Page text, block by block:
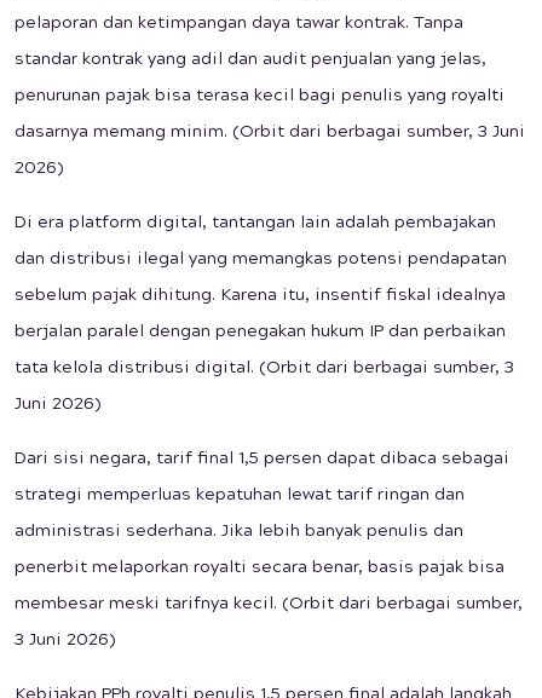
pelaporan dan ketimpangan daya tawar kontrak. Tanpa
standar kontrak yang adil dan audit penjualan yang jelas,
penurunan pajak bisa terasa kecil bagi penulis yang royalti
dasarnya memang minim. (Orbit dari berbagai sumber, 3 Juni
2026)
Di era platform digital, tantangan lain adalah pembajakan
dan distribusi ilegal yang memangkas potensi pendapatan
sebelum pajak dihitung. Karena itu, insentif fiskal idealnya
berjalan paralel dengan penegakan hukum IP dan perbaikan
tata kelola distribusi digital. (Orbit dari berbagai sumber, 3
Juni 2026)
Dari sisi negara, tarif final 1,5 persen dapat dibaca sebagai
strategi memperluas kepatuhan lewat tarif ringan dan
administrasi sederhana. Jika lebih banyak penulis dan
penerbit melaporkan royalti secara benar, basis pajak bisa
membesar meski tarifnya kecil. (Orbit dari berbagai sumber,
3 Juni 2026)